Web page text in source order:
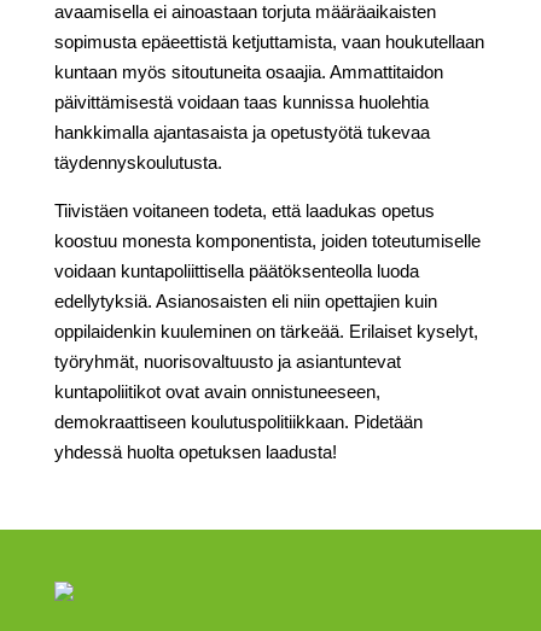
avaamisella ei ainoastaan torjuta määräaikaisten
sopimusta epäeettistä ketjuttamista, vaan houkutellaan
kuntaan myös sitoutuneita osaajia. Ammattitaidon
päivittämisestä voidaan taas kunnissa huolehtia
hankkimalla ajantasaista ja opetustyötä tukevaa
täydennyskoulutusta.
Tiivistäen voitaneen todeta, että laadukas opetus
koostuu monesta komponentista, joiden toteutumiselle
voidaan kuntapoliittisella päätöksenteolla luoda
edellytyksiä. Asianosaisten eli niin opettajien kuin
oppilaidenkin kuuleminen on tärkeää. Erilaiset kyselyt,
työryhmät, nuorisovaltuusto ja asiantuntevat
kuntapoliitikot ovat avain onnistuneeseen,
demokraattiseen koulutuspolitiikkaan. Pidetään
yhdessä huolta opetuksen laadusta!